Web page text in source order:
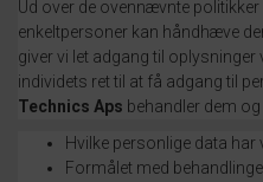
Ud over de ovennævnte
enkeltpersoner kan håndhæve
giver vi let adgang til oplysninger
individets ret til at få adgang til
Technics Aps behandler dem
Hvilke personlige data har
Formålet med